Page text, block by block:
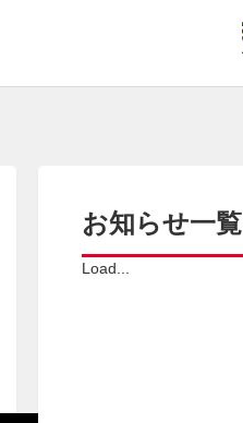
お知らせ一覧
Load...